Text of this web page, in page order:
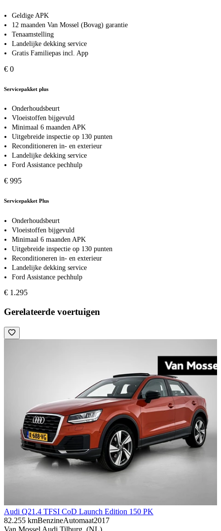
Geldige APK
12 maanden Van Mossel (Bovag) garantie
Tenaamstelling
Landelijke dekking service
Gratis Familiepas incl. App
€ 0
Servicepakket plus
Onderhoudsbeurt
Vloeistoffen bijgevuld
Minimaal 6 maanden APK
Uitgebreide inspectie op 130 punten
Reconditioneren in- en exterieur
Landelijke dekking service
Ford Assistance pechhulp
€ 995
Servicepakket Plus
Onderhoudsbeurt
Vloeistoffen bijgevuld
Minimaal 6 maanden APK
Uitgebreide inspectie op 130 punten
Reconditioneren in- en exterieur
Landelijke dekking service
Ford Assistance pechhulp
€ 1.295
Gerelateerde voertuigen
Audi Q21.4 TFSI CoD Launch Edition 150 PK
82.255 kmBenzineAutomaat2017
Van Mossel Audi Tilburg, (NL)